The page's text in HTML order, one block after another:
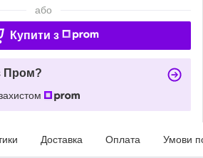
або
Купити з
Пром?
Доставка Оплата Умови